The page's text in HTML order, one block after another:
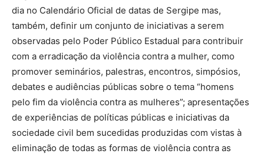
dia no Calendário Oficial de datas de Sergipe mas,
também, definir um conjunto de iniciativas a serem
observadas pelo Poder Público Estadual para contribuir
com a erradicação da violência contra a mulher, como
promover seminários, palestras, encontros, simpósios,
debates e audiências públicas sobre o tema “homens
pelo fim da violência contra as mulheres”; apresentações
de experiências de políticas públicas e iniciativas da
sociedade civil bem sucedidas produzidas com vistas à
eliminação de todas as formas de violência contra as